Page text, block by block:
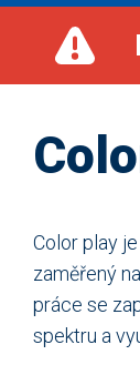
Color play
zaměřený
práce se
spektru a